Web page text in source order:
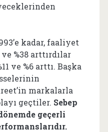
kadar, faaliyet
%38 arttırdılar
ve %6 arttı. Başka
markalarla
geçtiler. Sebep
geçerli